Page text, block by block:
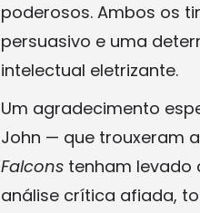
poderosos. Ambos os
persuasivo e uma
intelectual eletrizante.
Um agradecimento
John — que trouxeram
Falcons tenham levado
análise crítica afiada,